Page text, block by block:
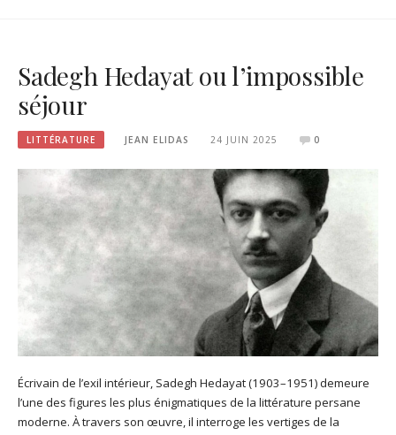
Sadegh Hedayat ou l’impossible
séjour
LITTÉRATURE JEAN ELIDAS 24 JUIN 2025 0
Écrivain de l’exil intérieur, Sadegh Hedayat (1903–1951) demeure
l’une des figures les plus énigmatiques de la littérature persane
moderne. À travers son œuvre, il interroge les vertiges de la